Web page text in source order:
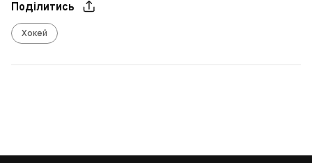
Поділитись
Хокей